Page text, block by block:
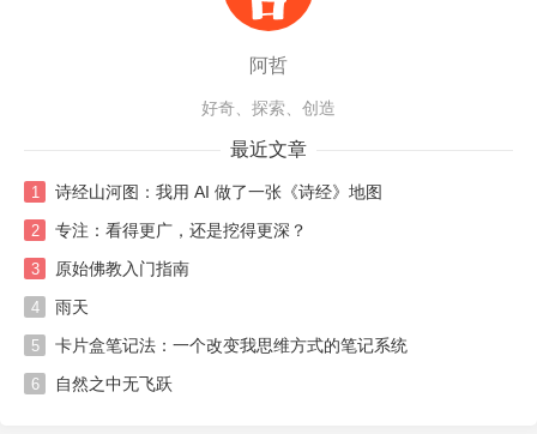
阿哲
好奇、探索、创造
最近文章
1 诗经山河图：我用 AI 做了一张《诗经》地图
2 专注：看得更广，还是挖得更深？
3 原始佛教入门指南
4 雨天
5 卡片盒笔记法：一个改变我思维方式的笔记系统
6 自然之中无飞跃